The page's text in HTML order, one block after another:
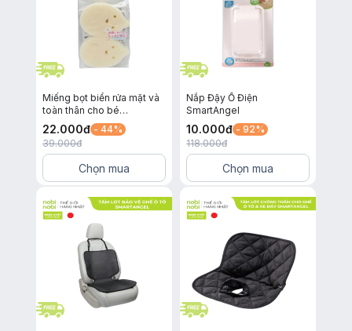
Miếng bọt biển rửa mặt và
toàn thân cho bé
SmartAngel (Bộ 2 cái)
22.000đ - 44%
39.000đ
Chọn mua
Nắp Đậy Ổ Điện
SmartAngel
10.000đ - 92%
118.000đ
Chọn mua